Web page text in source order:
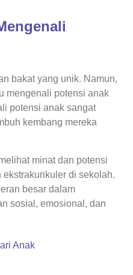
bakat yang unik. Namun,
mengenali potensi anak
potensi anak sangat
kembang mereka
minat dan potensi
di sekolah.
besar dalam
sosial, emosional, dan
Anak